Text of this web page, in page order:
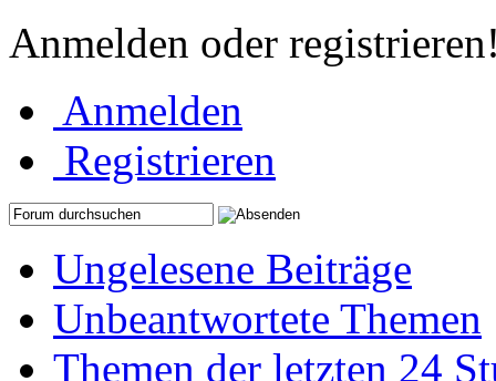
Anmelden oder
Anmelden
Registrieren
Ungelesene Beiträge
Unbeantwortete Themen
Themen der letzten 24